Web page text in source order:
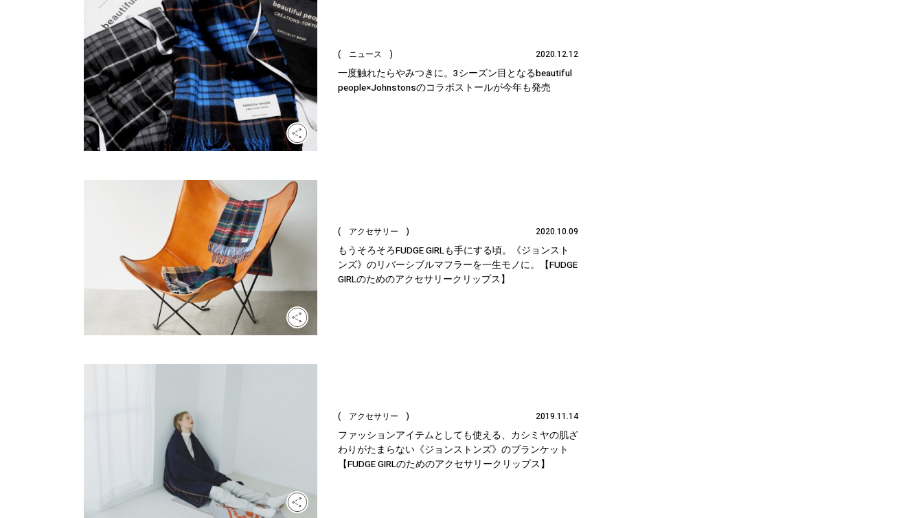
( ニュース ) 2020.12.12
一度触れたらやみつきに。3シーズン目となるbeautiful
people×Johnstonsのコラボストールが今年も発売
( アクセサリー ) 2020.10.09
もうそろそろFUDGE GIRLも手にする頃。《ジョンスト
ンズ》のリバーシブルマフラーを一生モノに。【FUDGE
GIRLのためのアクセサリークリップス】
( アクセサリー ) 2019.11.14
ファッションアイテムとしても使える、カシミヤの肌ざ
わりがたまらない《ジョンストンズ》のブランケット
【FUDGE GIRLのためのアクセサリークリップス】